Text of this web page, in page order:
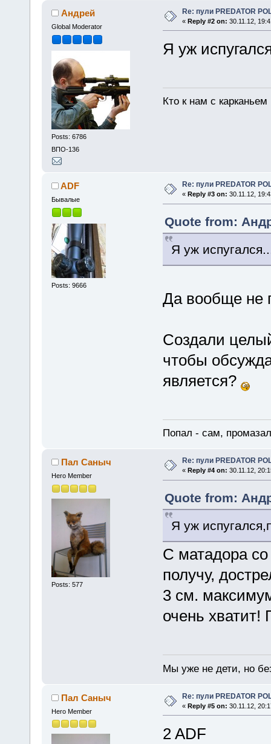
Андрей
Global Moderator
Posts: 6786
ВПО-136
Re: пули PREDATOR
« Reply #2 on: 30.11.12,
Я уж
Кто к нам с
ADF
Бывалые
Posts: 9666
Re: пули PREDATOR
« Reply #3 on: 30.11.12,
Quote from:
Я уж
Да вообще не
Создали
чтобы
является?
Попал - сам,
Пал Саныч
Hero Member
Posts: 577
Re: пули PREDATOR
« Reply #4 on: 30.11.12,
Quote from:
Я уж
С матадора со
получу,
3 см.
очень хватит!
Мы уже не дети, но
Пал Саныч
Hero Member
Re: пули PREDATOR
« Reply #5 on: 30.11.12,
2 ADF